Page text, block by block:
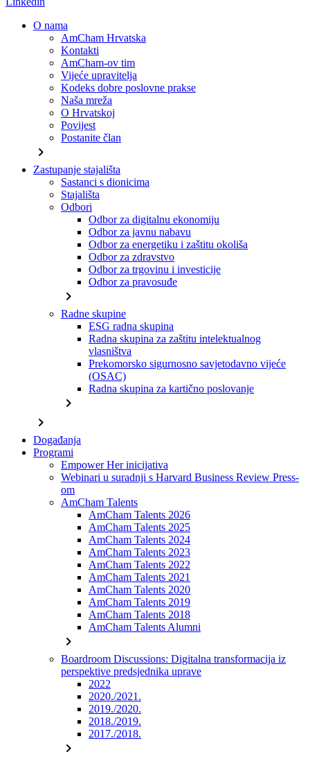
O nama
AmCham Hrvatska
Kontakti
AmCham-ov tim
Vijeće upravitelja
Kodeks dobre poslovne prakse
Naša mreža
O Hrvatskoj
Povijest
Postanite član
chevron_right
Zastupanje stajališta
Sastanci s dionicima
Stajališta
Odbori
Odbor za digitalnu ekonomiju
Odbor za javnu nabavu
Odbor za energetiku i zaštitu okoliša
Odbor za zdravstvo
Odbor za trgovinu i investicije
Odbor za pravosuđe
chevron_right
Radne skupine
ESG radna skupina
Radna skupina za zaštitu intelektualnog
vlasništva
Prekomorsko sigurnosno savjetodavno vijeće
(OSAC)
Radna skupina za kartično poslovanje
chevron_right
chevron_right
Događanja
Programi
Empower Her inicijativa
Webinari u suradnji s Harvard Business Review Press-
om
AmCham Talents
AmCham Talents 2026
AmCham Talents 2025
AmCham Talents 2024
AmCham Talents 2023
AmCham Talents 2022
AmCham Talents 2021
AmCham Talents 2020
AmCham Talents 2019
AmCham Talents 2018
AmCham Talents Alumni
chevron_right
Boardroom Discussions: Digitalna transformacija iz
perspektive predsjednika uprave
2022
2020./2021.
2019./2020.
2018./2019.
2017./2018.
chevron_right